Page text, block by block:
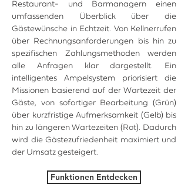
Restaurant- und Barmanagern einen
umfassenden Überblick über die
Gästewünsche in Echtzeit. Von Kellnerrufen
über Rechnungsanforderungen bis hin zu
spezifischen Zahlungsmethoden werden
alle Anfragen klar dargestellt. Ein
intelligentes Ampelsystem priorisiert die
Missionen basierend auf der Wartezeit der
Gäste, von sofortiger Bearbeitung (Grün)
über kurzfristige Aufmerksamkeit (Gelb) bis
hin zu längeren Wartezeiten (Rot). Dadurch
wird die Gästezufriedenheit maximiert und
der Umsatz gesteigert.
Funktionen Entdecken